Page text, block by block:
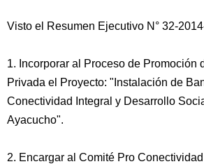
Visto el Resumen Ejecutivo N° 32-
1. Incorporar al Proceso de Promoción
Privada el Proyecto: "Instalación de
Conectividad Integral y Desarrollo
Ayacucho".
2. Encargar al Comité Pro